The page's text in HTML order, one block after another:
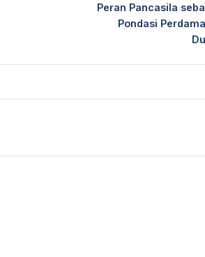
Peran Pancasila
Pondasi